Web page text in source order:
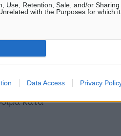
Use, Retention, Sale, and/or Sharing
with the Purposes for which it
Data Access Privacy
εξηγούν
πρώτο
οι
από
κατά
κατά